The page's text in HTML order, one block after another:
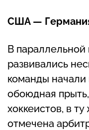
США —
В параллельной
развивались
команды
обоюдная
хоккеистов, в
отмечена